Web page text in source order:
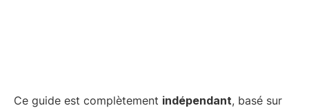
Ce guide est complètement indépendant, basé sur